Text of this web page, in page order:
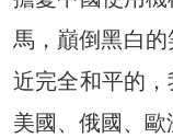
馬，巔倒黑白
近完全和平的
美國、俄國、歐